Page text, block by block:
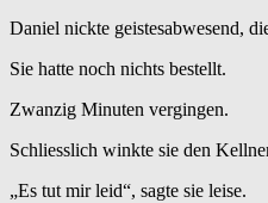
Daniel nickte geistesabwesend,
Sie hatte noch nichts bestellt.
Zwanzig Minuten vergingen.
Schliesslich winkte sie den
„Es tut mir leid“, sagte sie leise.